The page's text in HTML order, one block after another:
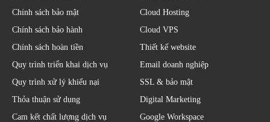
Chính sách bảo mật
Chính sách bảo hành
Chính sách hoàn tiền
Quy trình triển khai dịch vụ
Quy trình xử lý khiếu nại
Thỏa thuận sử dụng
Cam kết chất lượng dịch vụ
Cloud Hosting
Cloud VPS
Thiết kế website
Email doanh nghiệp
SSL & bảo mật
Digital Marketing
Google Workspace